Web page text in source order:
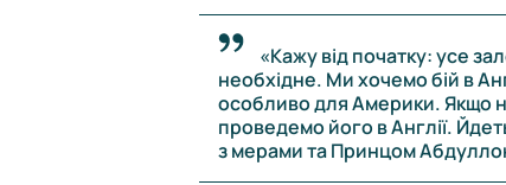
«Кажу від початку: усе
необхідне. Ми хочемо бій в
особливо для Америки. Якщо
проведемо його в Англії.
з мерами та Принцом